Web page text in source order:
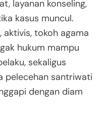
layanan konseling,
kasus muncul.
aktivis, tokoh agama
hukum mampu
sekaligus
pelecehan santriwati
dengan diam